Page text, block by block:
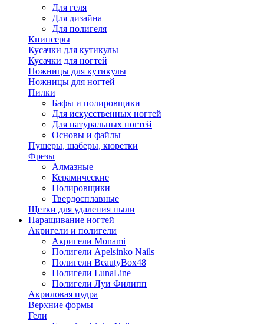
Для геля
Для дизайна
Для полигеля
Книпсеры
Кусачки для кутикулы
Кусачки для ногтей
Ножницы для кутикулы
Ножницы для ногтей
Пилки
Бафы и полировщики
Для искусственных ногтей
Для натуральных ногтей
Основы и файлы
Пушеры, шаберы, кюретки
Фрезы
Алмазные
Керамические
Полировщики
Твердосплавные
Щетки для удаления пыли
Наращивание ногтей
Акригели и полигели
Акригели Monami
Полигели Apelsinko Nails
Полигели BeautyBox48
Полигели LunaLine
Полигели Луи Филипп
Акриловая пудра
Верхние формы
Гели